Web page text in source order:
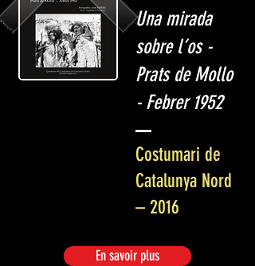
Una mirada
sobre l’os -
Prats de Mollo
- Febrer 1952
Costumari de
Catalunya Nord
– 2016
En savoir plus